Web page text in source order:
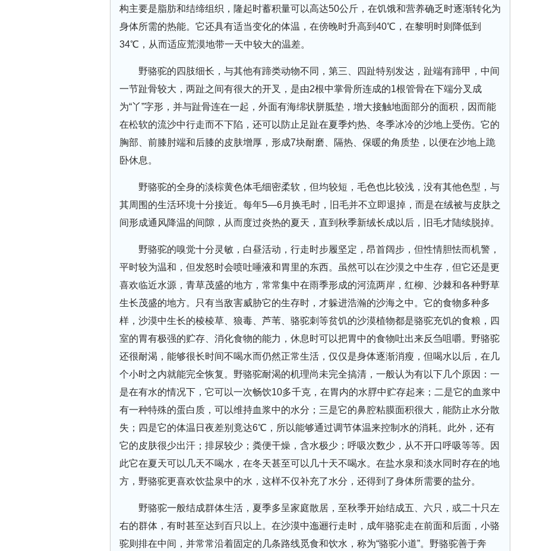
构主要是脂肪和结缔组织，隆起时蓄积量可以高达50公斤，在饥饿和营养确乏时逐渐转化为
身体所需的热能。它还具有适当变化的体温，在傍晚时升高到40℃，在黎明时则降低到
34℃，从而适应荒漠地带一天中较大的温差。
野骆驼的四肢细长，与其他有蹄类动物不同，第三、四趾特别发达，趾端有蹄甲，中间
一节趾骨较大，两趾之间有很大的开叉，是由2根中掌骨所连成的1根管骨在下端分叉成
为“丫”字形，并与趾骨连在一起，外面有海绵状胼胝垫，增大接触地面部分的面积，因而能
在松软的流沙中行走而不下陷，还可以防止足趾在夏季灼热、冬季冰冷的沙地上受伤。它的
胸部、前膝肘端和后膝的皮肤增厚，形成7块耐磨、隔热、保暖的角质垫，以便在沙地上跪
卧休息。
野骆驼的全身的淡棕黄色体毛细密柔软，但均较短，毛色也比较浅，没有其他色型，与
其周围的生活环境十分接近。每年5—6月换毛时，旧毛并不立即退掉，而是在绒被与皮肤之
间形成通风降温的间隙，从而度过炎热的夏天，直到秋季新绒长成以后，旧毛才陆续脱掉。
野骆驼的嗅觉十分灵敏，白昼活动，行走时步履坚定，昂首阔步，但性情胆怯而机警，
平时较为温和，但发怒时会喷吐唾液和胃里的东西。虽然可以在沙漠之中生存，但它还是更
喜欢临近水源，青草茂盛的地方，常常集中在雨季形成的河流两岸，红柳、沙棘和各种野草
生长茂盛的地方。只有当敌害威胁它的生存时，才躲进浩瀚的沙海之中。它的食物多种多
样，沙漠中生长的棱棱草、狼毒、芦苇、骆驼刺等贫饥的沙漠植物都是骆驼充饥的食粮，四
室的胃有极强的贮存、消化食物的能力，休息时可以把胃中的食物吐出来反刍咀嚼。野骆驼
还很耐渴，能够很长时间不喝水而仍然正常生活，仅仅是身体逐渐消瘦，但喝水以后，在几
个小时之内就能完全恢复。野骆驼耐渴的机理尚未完全搞清，一般认为有以下几个原因：一
是在有水的情况下，它可以一次畅饮10多千克，在胃内的水脬中贮存起来；二是它的血浆中
有一种特殊的蛋白质，可以维持血浆中的水分；三是它的鼻腔粘膜面积很大，能防止水分散
失；四是它的体温日夜差别竟达6℃，所以能够通过调节体温来控制水的消耗。此外，还有
它的皮肤很少出汗；排尿较少；粪便干燥，含水极少；呼吸次数少，从不开口呼吸等等。因
此它在夏天可以几天不喝水，在冬天甚至可以几十天不喝水。在盐水泉和淡水同时存在的地
方，野骆驼更喜欢饮盐泉中的水，这样不仅补充了水分，还得到了身体所需要的盐分。
野骆驼一般结成群体生活，夏季多呈家庭散居，至秋季开始结成五、六只，或二十只左
右的群体，有时甚至达到百只以上。在沙漠中迤逦行走时，成年骆驼走在前面和后面，小骆
驼则排在中间，并常常沿着固定的几条路线觅食和饮水，称为“骆驼小道”。野骆驼善于奔